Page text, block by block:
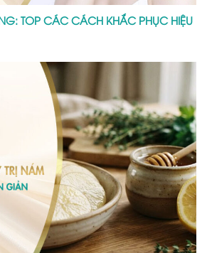
TOP CÁC CÁCH KHẮC PHỤC HIỆU